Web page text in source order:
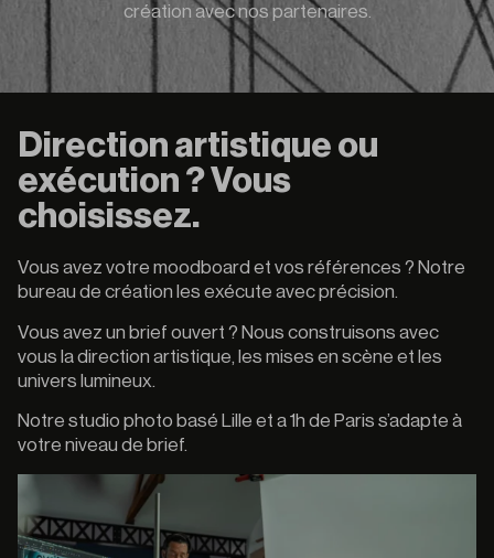
création avec nos partenaires.
Direction artistique ou
exécution ? Vous
choisissez.
Vous avez votre moodboard et vos références ? Notre
bureau de création les exécute avec précision.
Vous avez un brief ouvert ? Nous construisons avec
vous la direction artistique, les mises en scène et les
univers lumineux.
Notre studio photo basé Lille et a 1h de Paris s’adapte à
votre niveau de brief.